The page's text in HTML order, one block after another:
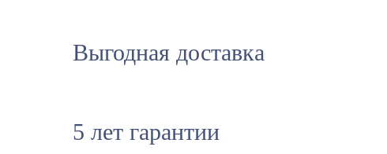
Выгодная доставка
5 лет гарантии